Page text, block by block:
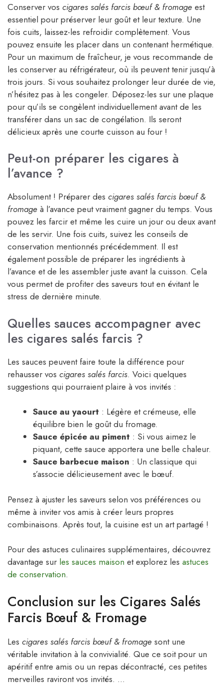
Conserver vos cigares salés farcis bœuf & fromage est
essentiel pour préserver leur goût et leur texture. Une
fois cuits, laissez-les refroidir complètement. Vous
pouvez ensuite les placer dans un contenant hermétique.
Pour un maximum de fraîcheur, je vous recommande de
les conserver au réfrigérateur, où ils peuvent tenir jusqu’à
trois jours. Si vous souhaitez prolonger leur durée de vie,
n’hésitez pas à les congeler. Déposez-les sur une plaque
pour qu’ils se congèlent individuellement avant de les
transférer dans un sac de congélation. Ils seront
délicieux après une courte cuisson au four !
Peut-on préparer les cigares à
l’avance ?
Absolument ! Préparer des cigares salés farcis bœuf &
fromage à l’avance peut vraiment gagner du temps. Vous
pouvez les farcir et même les cuire un jour ou deux avant
de les servir. Une fois cuits, suivez les conseils de
conservation mentionnés précédemment. Il est
également possible de préparer les ingrédients à
l’avance et de les assembler juste avant la cuisson. Cela
vous permet de profiter des saveurs tout en évitant le
stress de dernière minute.
Quelles sauces accompagner avec
les cigares salés farcis ?
Les sauces peuvent faire toute la différence pour
rehausser vos cigares salés farcis. Voici quelques
suggestions qui pourraient plaire à vos invités :
Sauce au yaourt : Légère et crémeuse, elle
équilibre bien le goût du fromage.
Sauce épicée au piment : Si vous aimez le
piquant, cette sauce apportera une belle chaleur.
Sauce barbecue maison : Un classique qui
s’associe délicieusement avec le bœuf.
Pensez à ajuster les saveurs selon vos préférences ou
même à inviter vos amis à créer leurs propres
combinaisons. Après tout, la cuisine est un art partagé !
Pour des astuces culinaires supplémentaires, découvrez
davantage sur les sauces maison et explorez les astuces
de conservation.
Conclusion sur les Cigares Salés
Farcis Bœuf & Fromage
Les cigares salés farcis bœuf & fromage sont une
véritable invitation à la convivialité. Que ce soit pour un
apéritif entre amis ou un repas décontracté, ces petites
merveilles raviront vos invités. …